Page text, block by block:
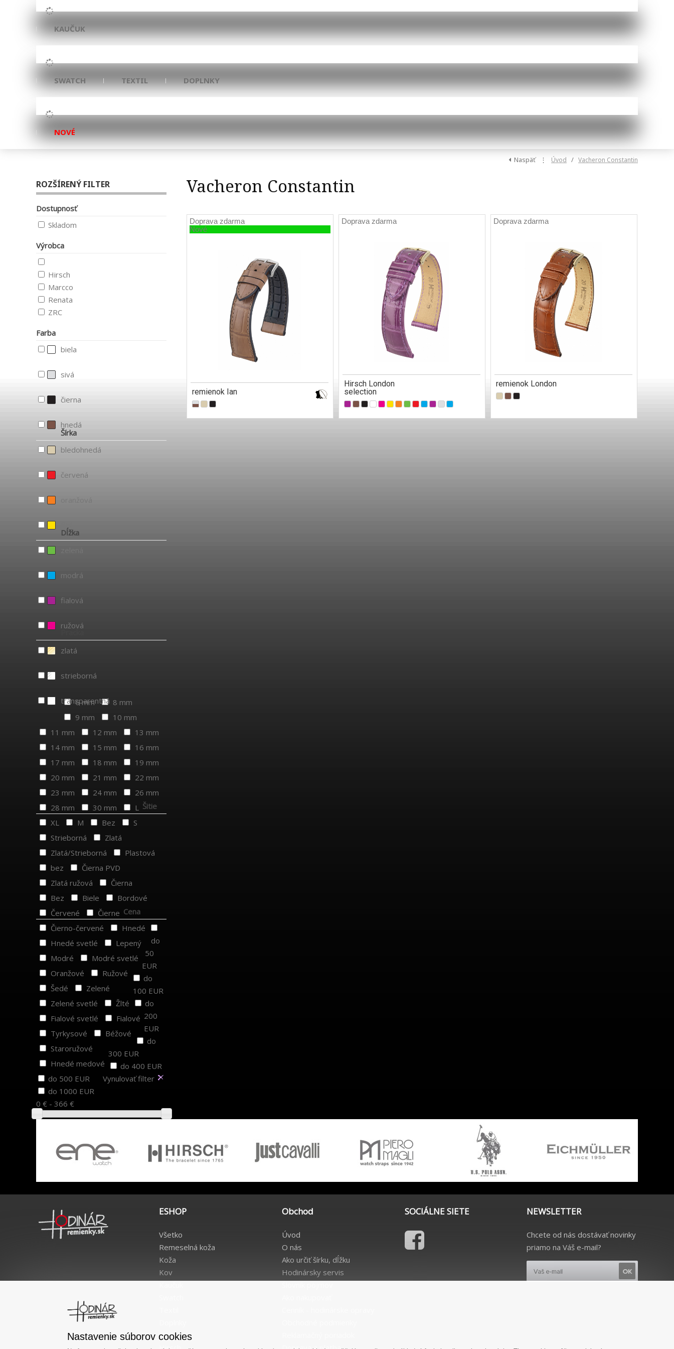
KAUČUK
SWATCH TEXTIL DOPLNKY
NOVÉ
Naspäť ⋮ Úvod / Vacheron Constantin
ROZŠÍRENÝ FILTER
Dostupnosť
Skladom
Výrobca
Hirsch
Marcco
Renata
ZRC
Farba
biela
sivá
čierna
hnedá
bledohnedá
červená
žltá
modrá
fialová
ružová
zlatá
strieborná
transparentná
Šírka
6 mm
8 mm
9 mm
10 mm
11 mm
12 mm
13 mm
14 mm
15 mm
16 mm
17 mm
18 mm
19 mm
20 mm
21 mm
22 mm
23 mm
24 mm
26 mm
28 mm
30 mm
Dĺžka
L
XL
M Bez S
Strieborná
Zlatá
Zlatá/Strieborná
Plastová
bez
Čierna PVD
Zlatá ružová
Čierna
Šitie
Bez Biele
Bordové
Červené
Čierne
Čierno-červené
Hnedé
Hnedé svetlé
Lepený
Modré
Modré svetlé
Oranžové
Ružové
Šedé
Zelené
Zelené svetlé
Žlté
Fialové svetlé
Fialové
Tyrkysové
Béžové
Staroružové
Hnedé medové
Cena
do
50
EUR
do
100 EUR
do
200
EUR
do
300 EUR
do 400 EUR
do 500 EUR
do 1000 EUR
0 € - 366 €
Vynulovať filter
Vacheron Constantin
Doprava zdarma
Nové
remienok Ian
Doprava zdarma
Hirsch London
selection
Doprava zdarma
remienok London
ESHOP
Všetko
Remeselná koža
Koža
Kov
Nové
Obchod
Úvod
O nás
Ako určiť šírku, dĺžku
Hodinársky servis
SOCIÁLNE SIETE NEWSLETTER
Chcete od nás dostávať novinky
priamo na Váš e-mail?
Nastavenie súborov cookies